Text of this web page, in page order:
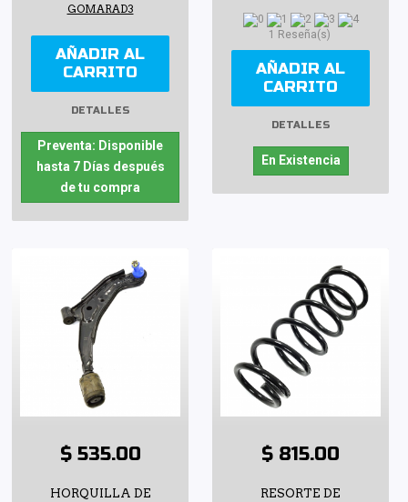
GOMARAD3
AÑADIR AL
CARRITO
DETALLES
Preventa: Disponible
hasta 7 Días después
de tu compra
1 Reseña(s)
AÑADIR AL
CARRITO
DETALLES
En Existencia
$ 535.00
HORQUILLA DE
$ 815.00
RESORTE DE